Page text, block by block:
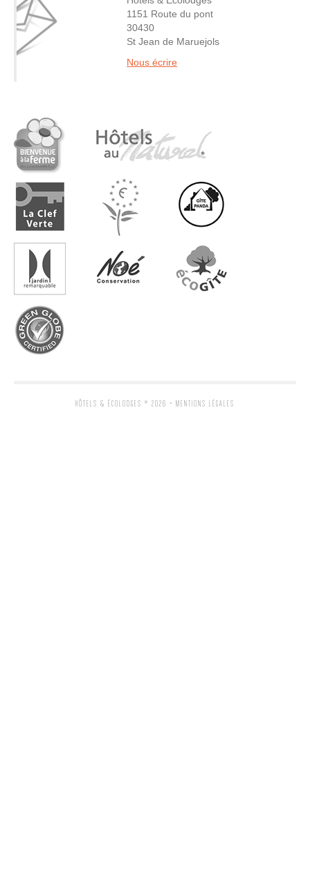
1151 Route du pont
30430
St Jean de Maruejols
Nous écrire
HÔTELS & ÉCOLODGES ® 2026 • MENTIONS LÉGALES